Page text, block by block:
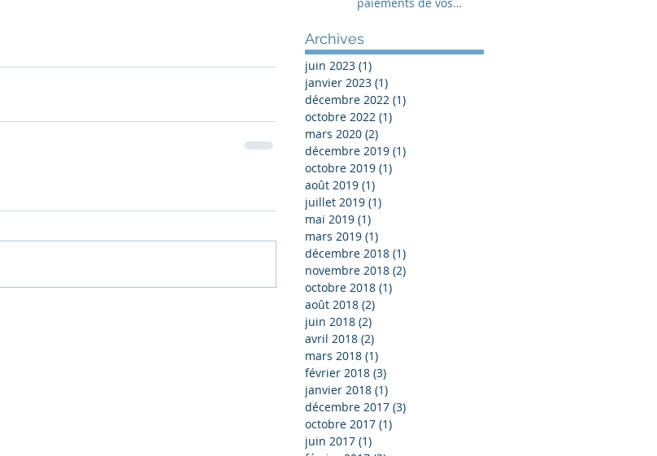
Archives
juin 2023 (1)
janvier 2023 (1)
décembre 2022 (1)
octobre 2022 (1)
mars 2020 (2)
décembre 2019 (1)
octobre 2019 (1)
août 2019 (1)
juillet 2019 (1)
mai 2019 (1)
mars 2019 (1)
décembre 2018 (1)
novembre 2018 (2)
octobre 2018 (1)
août 2018 (2)
juin 2018 (2)
avril 2018 (2)
mars 2018 (1)
février 2018 (3)
janvier 2018 (1)
décembre 2017 (3)
octobre 2017 (1)
juin 2017 (1)